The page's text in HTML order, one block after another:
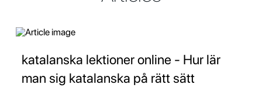
katalanska lektioner online - Hur lär
man sig katalanska på rätt sätt